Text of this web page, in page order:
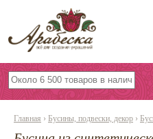
Бусины, подвески,
Бисер
Главная › Бусины, подвески, декор ›